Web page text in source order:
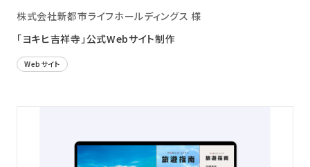
株式会社新都市ライフホールディングス 様
「ヨキヒ吉祥寺」公式Webサイト制作
Webサイト